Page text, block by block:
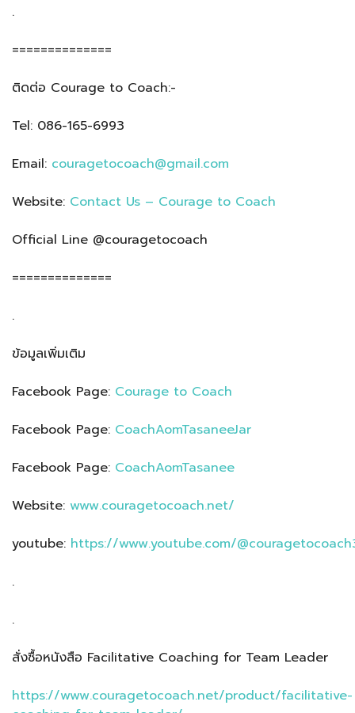
.
==============
ติดต่อ Courage to Coach:-
Tel: 086-165-6993
Email: couragetocoach@gmail.com
Website: Contact Us – Courage to Coach
Official Line @couragetocoach
==============
.
ข้อมูลเพิ่มเติม
Facebook Page: Courage to Coach
Facebook Page: CoachAomTasaneeJar
Facebook Page: CoachAomTasanee
Website: www.couragetocoach.net/
youtube: https://www.youtube.com/
.
.
สั่งซื้อหนังสือ Facilitative Coaching for Team Leader
https://www.couragetocoach.net/product/facilitative-